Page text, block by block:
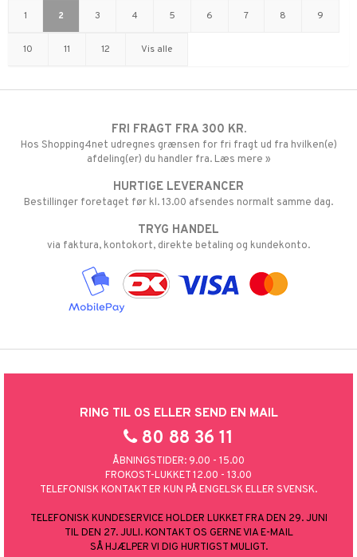
1 2 3 4 5 6 7 8 9
10 11 12 Vis alle
FRI FRAGT FRA 300 KR.
Hos Shopping4net udregnes grænsen for fri fragt ud fra hvilken(e)
afdeling(er) du handler fra. Læs mere »
HURTIGE LEVERANCER
Bestillinger foretaget før kl. 13.00 afsendes normalt samme dag.
TRYG HANDEL
via faktura, kontokort, direkte betaling og kundekonto.
RING TIL OS ELLER SEND EN MAIL
80 88 36 11
ÅBNINGSTIDER: 9.00 - 15.00
FROKOST-LUKKET 12.00 - 13.00
TELEFONISK KONTAKT ER KUN PÅ ENGELSK ELLER SVENSK.
TELEFONISK KUNDESERVICE HOLDER LUKKET FRA DEN 29. JUNI
TIL DEN 27. JULI. KONTAKT OS GERNE VIA E-MAIL
SÅ HJÆLPER VI DIG HURTIGST MULIGT.